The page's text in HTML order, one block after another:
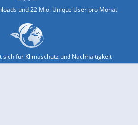
und 22 Mio. Unique User pro Monat
für Klimaschutz und Nachhaltigkeit